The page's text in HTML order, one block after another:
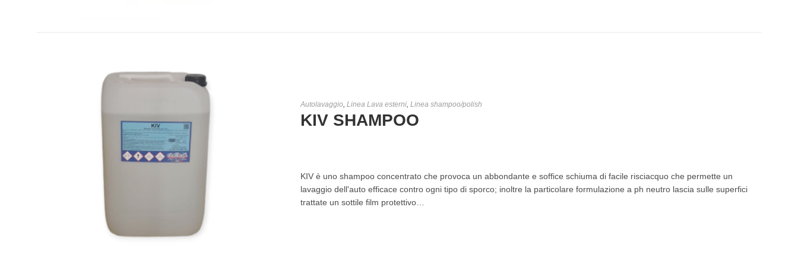
Autolavaggio, Linea Lava esterni, Linea shampoo/polish
KIV SHAMPOO
KIV è uno shampoo concentrato che provoca un abbondante e soffice schiuma di facile risciacquo che permette un
lavaggio dell'auto efficace contro ogni tipo di sporco; inoltre la particolare formulazione a ph neutro lascia sulle superfici
trattate un sottile film protettivo…